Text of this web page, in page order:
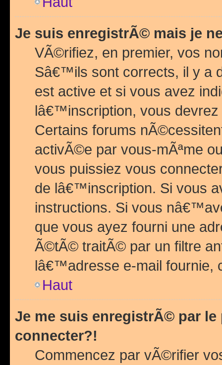
Je suis enregistrÃ© mais je
VÃ©rifiez, en premier, vos
Sâ€™ils sont corrects, il y a
est active et si vous avez
lâ€™inscription, vous
Certains forums
activÃ©e par vous-mÃªme
vous puissiez vous
de lâ€™inscription. Si vous
instructions. Si vous
que vous ayez fourni une
Ã©tÃ© traitÃ© par un filtre
lâ€™adresse e-mail fournie,
Haut
Je me suis enregistrÃ© par
connecter?!
Commencez par vÃ©rifier